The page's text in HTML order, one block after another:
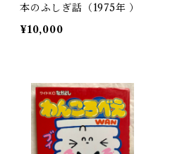
本のふしぎ話（1975年 ）
¥10,000